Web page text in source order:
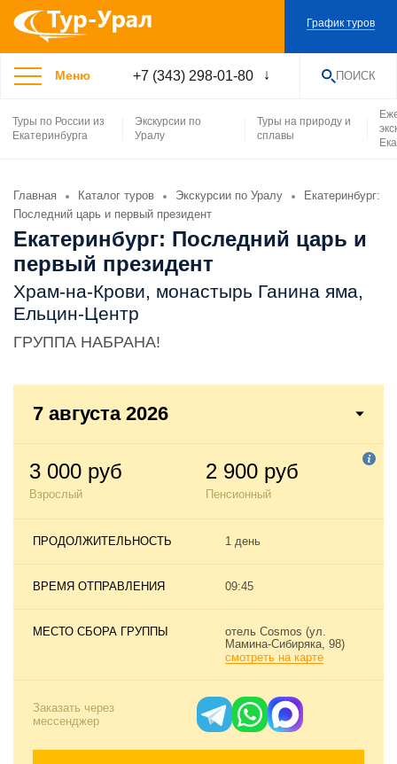
График туров
Меню +7 (343) 298-01-80 ПОИСК
НАЙТИ
Туры по России из
Екатеринбурга
Экскурсии по
Уралу
Туры на природу и
сплавы
Главная Каталог туров Экскурсии по Уралу
Екатеринбург:
Последний царь и первый президент
Екатеринбург: Последний царь и
первый президент
Храм-на-Крови, монастырь Ганина яма,
Ельцин-Центр
ГРУППА НАБРАНА!
7 августа 2026
3 000 руб
Взрослый
2 900 руб
Пенсионный
ПРОДОЛЖИТЕЛЬНОСТЬ 1 день
ВРЕМЯ ОТПРАВЛЕНИЯ 09:45
МЕСТО СБОРА ГРУППЫ
отель Cosmos (ул.
Мамина-Сибиряка, 98)
смотреть на карте
Заказать через
мессенджер